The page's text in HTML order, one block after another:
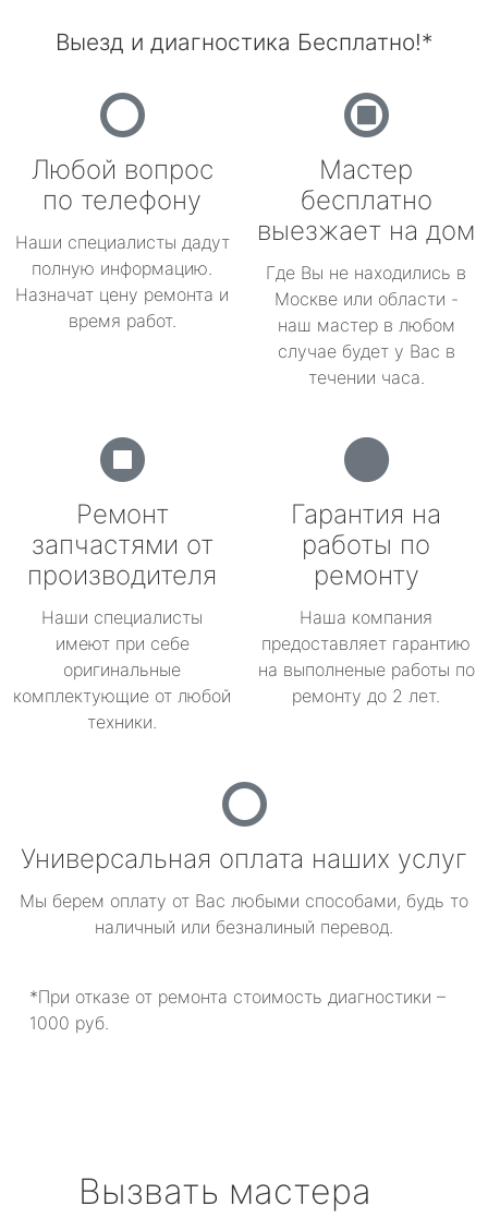
Выезд и диагностика Бесплатно!*
Любой вопрос
по телефону
Наши специалисты дадут
полную информацию.
Назначат цену ремонта и
время работ.
Мастер
бесплатно
выезжает на дом
Где Вы не находились в
Москве или области -
наш мастер в любом
случае будет у Вас в
течении часа.
Ремонт
запчастями от
производителя
Наши специалисты
имеют при себе
оригинальные
комплектующие от любой
техники.
Гарантия на
работы по
ремонту
Наша компания
предоставляет гарантию
на выполненые работы по
ремонту до 2 лет.
Универсальная оплата наших услуг
Мы берем оплату от Вас любыми способами, будь то
наличный или безналиный перевод.
*При отказе от ремонта стоимость диагностики –
1000 руб.
Вызвать мастера